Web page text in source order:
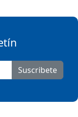
Suscribete